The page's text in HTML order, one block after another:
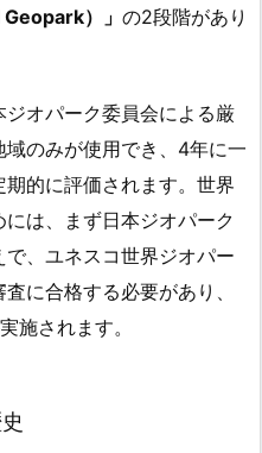
）」 の2段階があり
オパーク委員会による厳
のみが使用でき、4年に一
的に評価されます。世界
は、まず日本ジオパーク
、ユネスコ世界ジオパー
に合格する必要があり、
施されます。